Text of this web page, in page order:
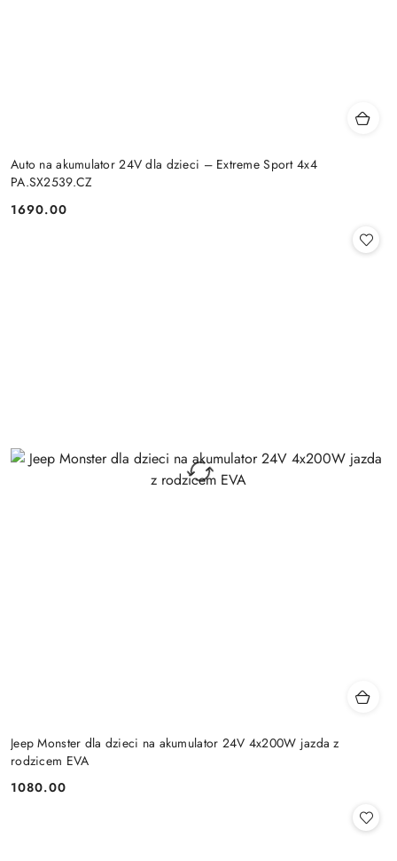
Auto na akumulator 24V dla dzieci – Extreme Sport 4x4
PA.SX2539.CZ
Cena:
1690.00
Jeep Monster dla dzieci na akumulator 24V 4x200W jazda z
rodzicem EVA
Cena:
1080.00